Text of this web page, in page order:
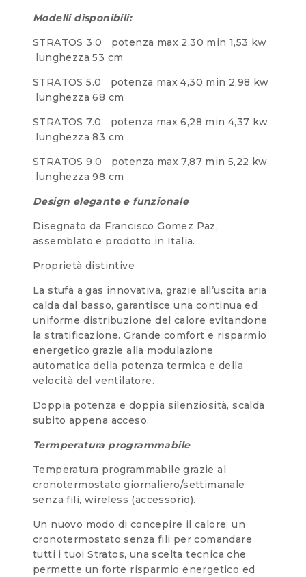
Modelli disponibili:
STRATOS 3.0 potenza max 2,30 min 1,53 kw
lunghezza 53 cm
STRATOS 5.0 potenza max 4,30 min 2,98 kw
lunghezza 68 cm
STRATOS 7.0 potenza max 6,28 min 4,37 kw
lunghezza 83 cm
STRATOS 9.0 potenza max 7,87 min 5,22 kw
lunghezza 98 cm
Design elegante e funzionale
Disegnato da Francisco Gomez Paz,
assemblato e prodotto in Italia.
Proprietà distintive
La stufa a gas innovativa, grazie all’uscita aria
calda dal basso, garantisce una continua ed
uniforme distribuzione del calore evitandone
la stratificazione. Grande comfort e risparmio
energetico grazie alla modulazione
automatica della potenza termica e della
velocità del ventilatore.
Doppia potenza e doppia silenziosità, scalda
subito appena acceso.
Termperatura programmabile
Temperatura programmabile grazie al
cronotermostato giornaliero/settimanale
senza fili, wireless (accessorio).
Un nuovo modo di concepire il calore, un
cronotermostato senza fili per comandare
tutti i tuoi Stratos, una scelta tecnica che
permette un forte risparmio energetico ed